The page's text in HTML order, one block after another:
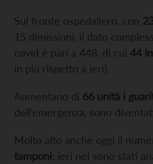
Sul fronte ospedaliero, con
15 dimissioni, il dato
covid è pari a 448, di cui 44
in più rispetto a ieri).
Aumentano di 66 unità i
dell’emergenza, sono
Molto alto anche oggi il
tamponi: ieri nel sono stati